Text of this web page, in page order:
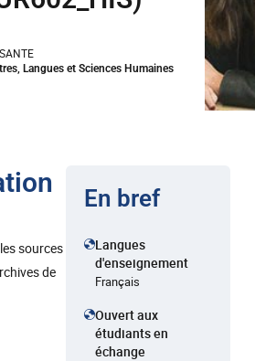
Langues et Sciences Humaines
sources
de
En bref
Langues
d'enseignement
Français
Ouvert aux
étudiants en
échange